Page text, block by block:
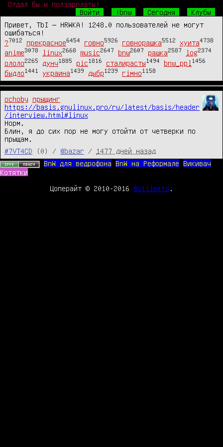
Отдал бы и ползарплаты!
Войти
!bnw Сегодня
Клубы
Привет, TbI — HRWKA! 1248.0 пользователей не могут
ошибаться!
?7012 прекрасное6454 говно5926 говнорашка5512 хуита4738
anime3078 linux2668 music2647 bnw2607 рашка2587 log2374
ололо2265 дунч1885 pic1816 сталирасты1494 bnw_ppl 1456
быдло1441 украина1439 дыбр1239 гімно1158
ochoby
прыщинг
https://basis.gnulinux.pro/ru/latest/basis/header
/interview.html#linux
Норм.
Блин, я до сих пор не могу отойти от четверки по
прыщам.
#7VT4CD
(0) / @bazar /
1477 дней назад
BnW для ведрофона
BnW на Реформале
Викивач
Котятки
Цоперайт © 2010-2016 @stiletto